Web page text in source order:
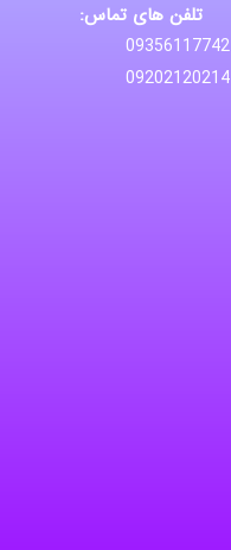
تلفن های تماس:
09356117742
09202120214